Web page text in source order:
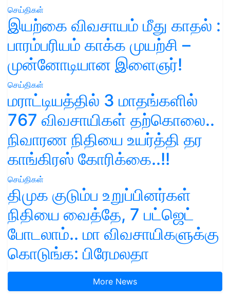
செய்திகள்
இயற்கை விவசாயம் மீது காதல் :
பாரம்பரியம் காக்க முயற்சி –
முன்னோடியான இளைஞர்!
செய்திகள்
மராட்டியத்தில் 3 மாதங்களில்
767 விவசாயிகள் தற்கொலை..
நிவாரண நிதியை உயர்த்தி தர
காங்கிரஸ் கோரிக்கை..!!
செய்திகள்
திமுக குடும்ப உறுப்பினர்கள்
நிதியை வைத்தே, 7 பட்ஜெட்
போடலாம்.. மா விவசாயிகளுக்கு
கொடுங்க: பிரேமலதா
More News